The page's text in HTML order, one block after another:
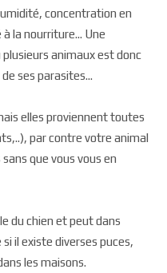
concentration en
la nourriture... Une
animaux est donc
ses parasites...
elles proviennent toutes
par contre votre animal
que vous vous en
du chien et peut dans
il existe diverses puces,
les maisons.